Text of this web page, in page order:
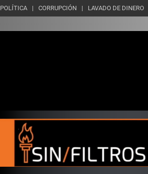
POLÍTICA CORRUPCIÓN LAVADO DE DINERO